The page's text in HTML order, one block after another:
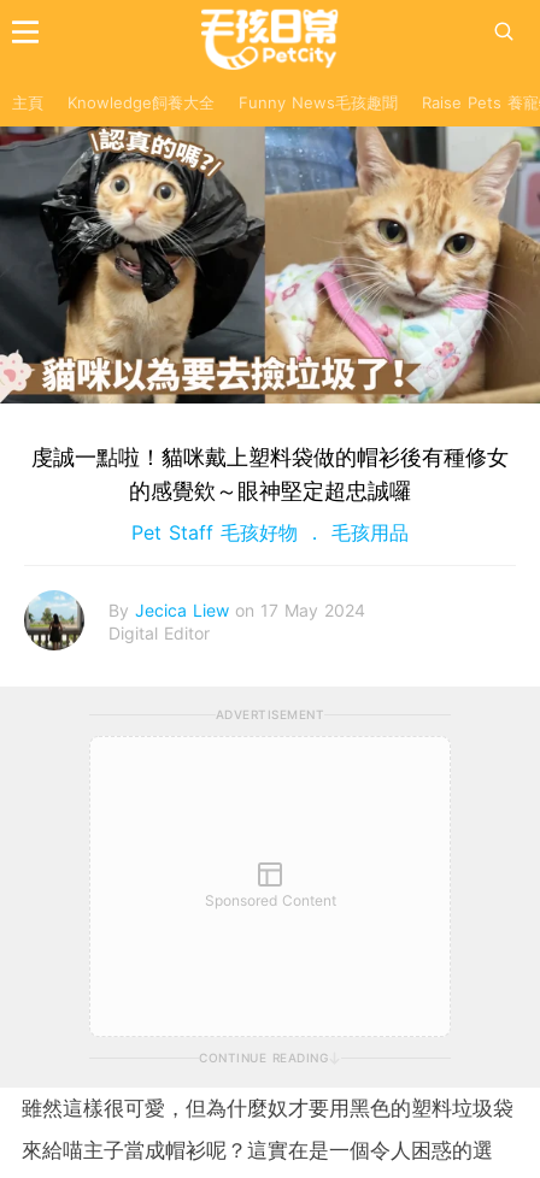
主頁 Knowledge飼養大全 Funny News毛孩趣聞 Raise Pets 養
虔誠一點啦！貓咪戴上塑料袋做的帽衫後有種修女
的感覺欸～眼神堅定超忠誠囉
Pet Staff 毛孩好物 毛孩用品
By Jecica Liew on 17 May 2024
Digital Editor
ADVERTISEMENT
Sponsored Content
CONTINUE READING
雖然這樣很可愛，但為什麼奴才要用黑色的塑料垃圾袋
來給喵主子當成帽衫呢？這實在是一個令人困惑的選